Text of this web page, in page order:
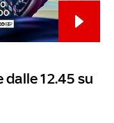
12.45 su